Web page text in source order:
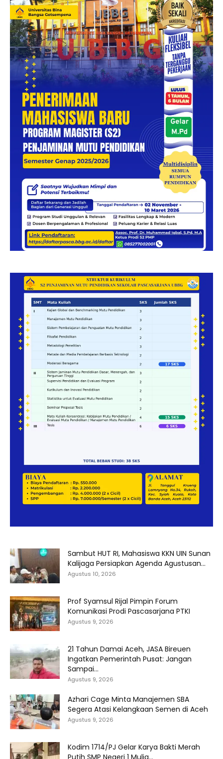
Sambut HUT RI, Mahasiswa KKN UIN Sunan
Kalijaga Persiapkan Agenda Agustusan...
Agustus 10, 2026
Prof Syamsul Rijal Pimpin Forum
Komunikasi Prodi Pascasarjana PTKI
Agustus 9, 2026
21 Tahun Damai Aceh, JASA Bireuen
Ingatkan Pemerintah Pusat: Jangan
Sampai...
Agustus 9, 2026
Azhari Cage Minta Manajemen SBA
Segera Atasi Kelangkaan Semen di Aceh
Agustus 9, 2026
Kodim 1714/PJ Gelar Karya Bakti Merah